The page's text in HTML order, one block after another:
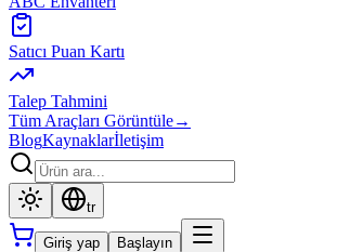
Satıcı Puan Kartı
Talep Tahmini
Tüm Araçları Görüntüle→
BlogKaynaklarİletişim
tr
Giriş yap Başlayın